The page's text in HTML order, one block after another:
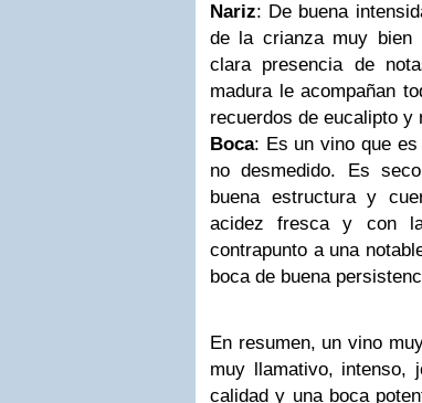
Nariz: De buena
de la crianza muy bien
clara presencia de
madura le acompañan
recuerdos de eucalipto y
Boca: Es un vino que
no desmedido. Es
buena estructura y
acidez fresca y con
contrapunto a una
boca de buena
En resumen, un vino
muy llamativo, intenso,
calidad y una boca